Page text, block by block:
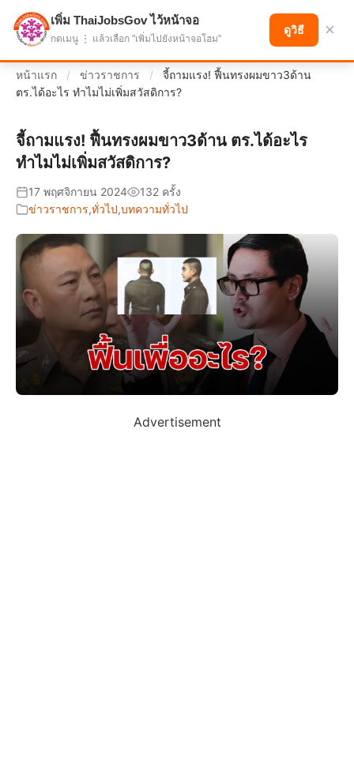
แบ่งปันโอกาส เพื่ออนาคตที่ก้าวหน้า
หน้าแรก / ข่าวราชการ /
จี้ถามแรง! ฟื้นทรงผมขาว3ด้าน
ตร.ได้อะไร ทำไมไม่เพิ่มสวัสดิการ?
จี้ถามแรง! ฟื้นทรงผมขาว3ด้าน ตร.ได้อะไร
ทำไมไม่เพิ่มสวัสดิการ?
17 พฤศจิกายน 2024
132 ครั้ง
ข่าวราชการ,ทั่วไป,บทความทั่วไป
Advertisement
เพิ่ม ThaiJobsGov ไว้หน้าจอ
กดเมนู ⋮ แล้วเลือก "เพิ่มไปยังหน้าจอโฮม"
ดูวิธี ×